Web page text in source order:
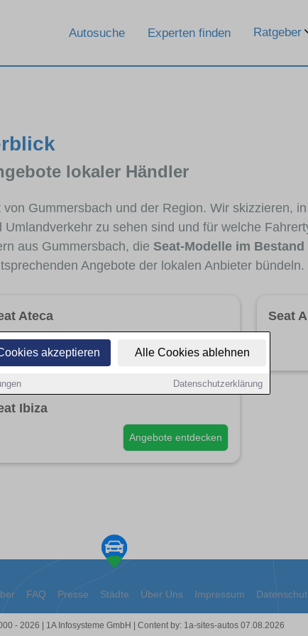
akzeptieren Alle Cookies ablehnen
Datenschutzerklärung
Autosuche Experten finden Ratgeber
lokaler Händler
Gummersbach und der Region. Wir skizzieren,
zu sehen sind und für welche
aus Gummersbach, die Seat-Modelle im Bestand
Angebote der lokalen Anbieter bündeln.
Ateca Seat
Ibiza
Angebote entdecken
FAQ Presse Städte Über Uns Impressum
- 2026 | 1A Infosysteme GmbH | Content by: 1a-sites-autos 07.08.2026